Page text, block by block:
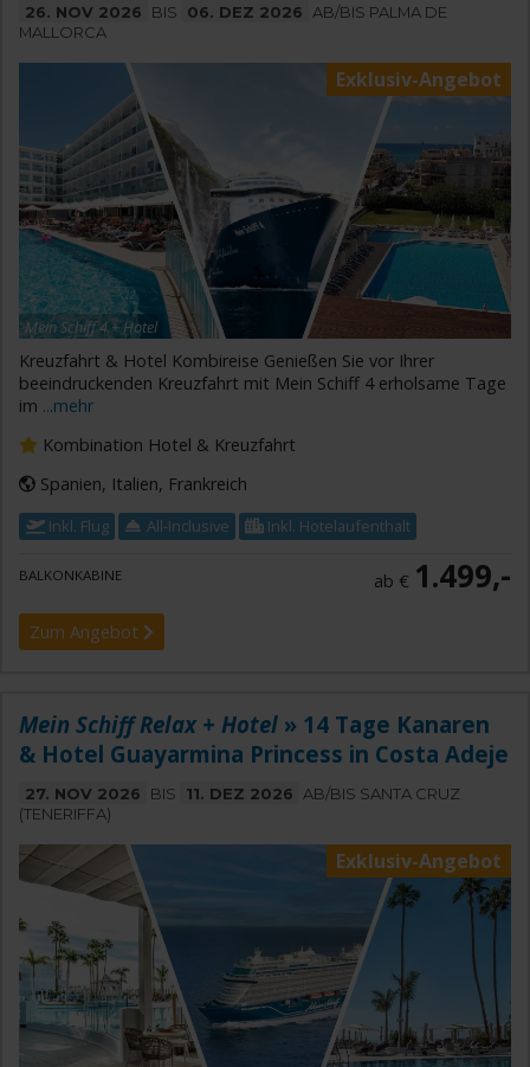
26. NOV 2026 BIS 06. DEZ 2026
AB/BIS PALMA DE
MALLORCA
Exklusiv-Angebot
Mein Schiff 4 + Hotel
Kreuzfahrt & Hotel Kombireise Genießen Sie vor Ihrer
beeindruckenden Kreuzfahrt mit Mein Schiff 4 erholsame Tage
im ...mehr
Kombination Hotel & Kreuzfahrt
Spanien, Italien, Frankreich
Inkl. Flug All-Inclusive Inkl. Hotelaufenthalt
BALKONKABINE ab € 1.499,-
Zum Angebot
Mein Schiff Relax + Hotel » 14 Tage Kanaren
& Hotel Guayarmina Princess in Costa Adeje
27. NOV 2026 BIS 11. DEZ 2026
AB/BIS SANTA CRUZ
(TENERIFFA)
Exklusiv-Angebot